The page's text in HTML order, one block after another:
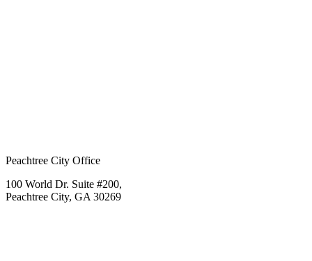
Peachtree City Office
100 World Dr. Suite #200,
Peachtree City, GA 30269